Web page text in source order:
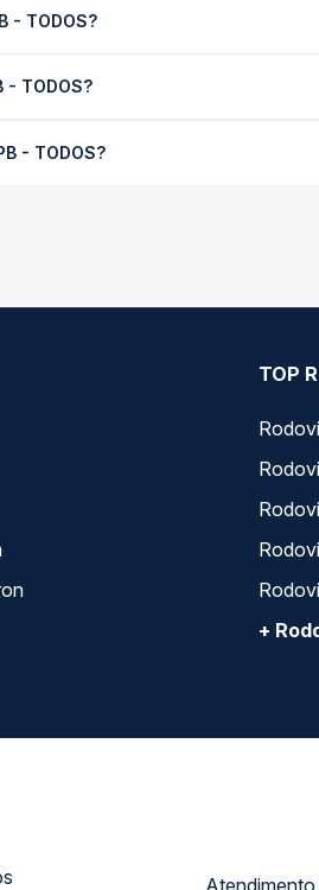
- TODOS?
disponíveis e vê a duração exata
- TODOS?
de todas as viações em tempo
- TODOS?
TOP
+